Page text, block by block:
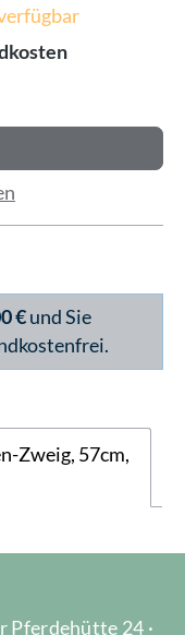
€und Sie
Zweig, 57cm,
Pferdehütte 24 ·